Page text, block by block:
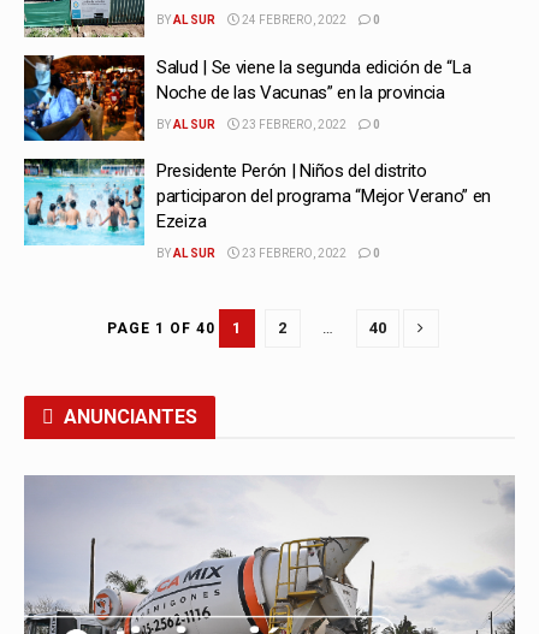
BYAL SUR 24 FEBRERO, 2022 0
Salud | Se viene la segunda edición de “La
Noche de las Vacunas” en la provincia
BYAL SUR 23 FEBRERO, 2022 0
Presidente Perón | Niños del distrito
participaron del programa “Mejor Verano” en
Ezeiza
BYAL SUR 23 FEBRERO, 2022 0
PAGE 1 OF 40 1 2 … 40
ANUNCIANTES